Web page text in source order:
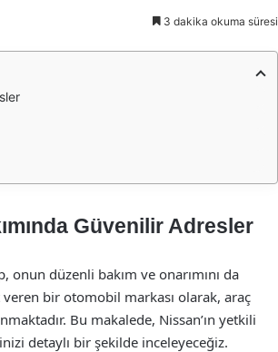
3 dakika okuma süresi
Güvenilir Adresler
onun düzenli bakım ve onarımını da
bir otomobil markası olarak, araç
Bu makalede, Nissan’ın yetkili
detaylı bir şekilde inceleyeceğiz.